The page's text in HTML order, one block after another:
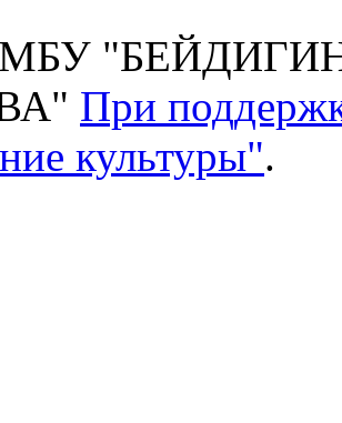
МБУ
При
культуры".